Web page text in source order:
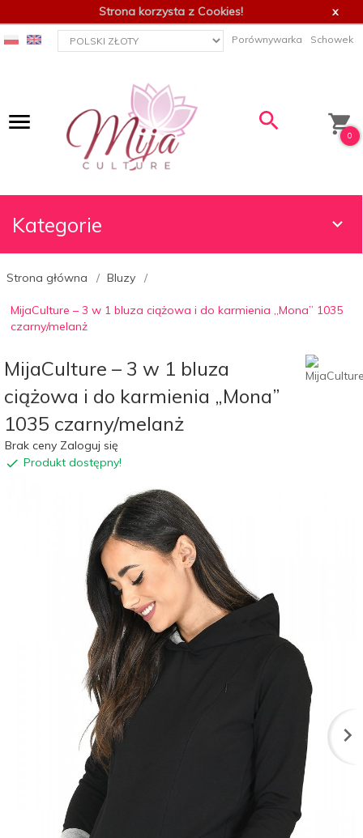
Strona korzysta z Cookies! x
currency_h Porównywarka Schowek
0
Kategorie
Strona główna Bluzy
MijaCulture – 3 w 1 bluza ciążowa i do karmienia „Mona” 1035
czarny/melanż
MijaCulture – 3 w 1 bluza
ciążowa i do karmienia „Mona”
1035 czarny/melanż
Brak ceny Zaloguj się
Produkt dostępny!